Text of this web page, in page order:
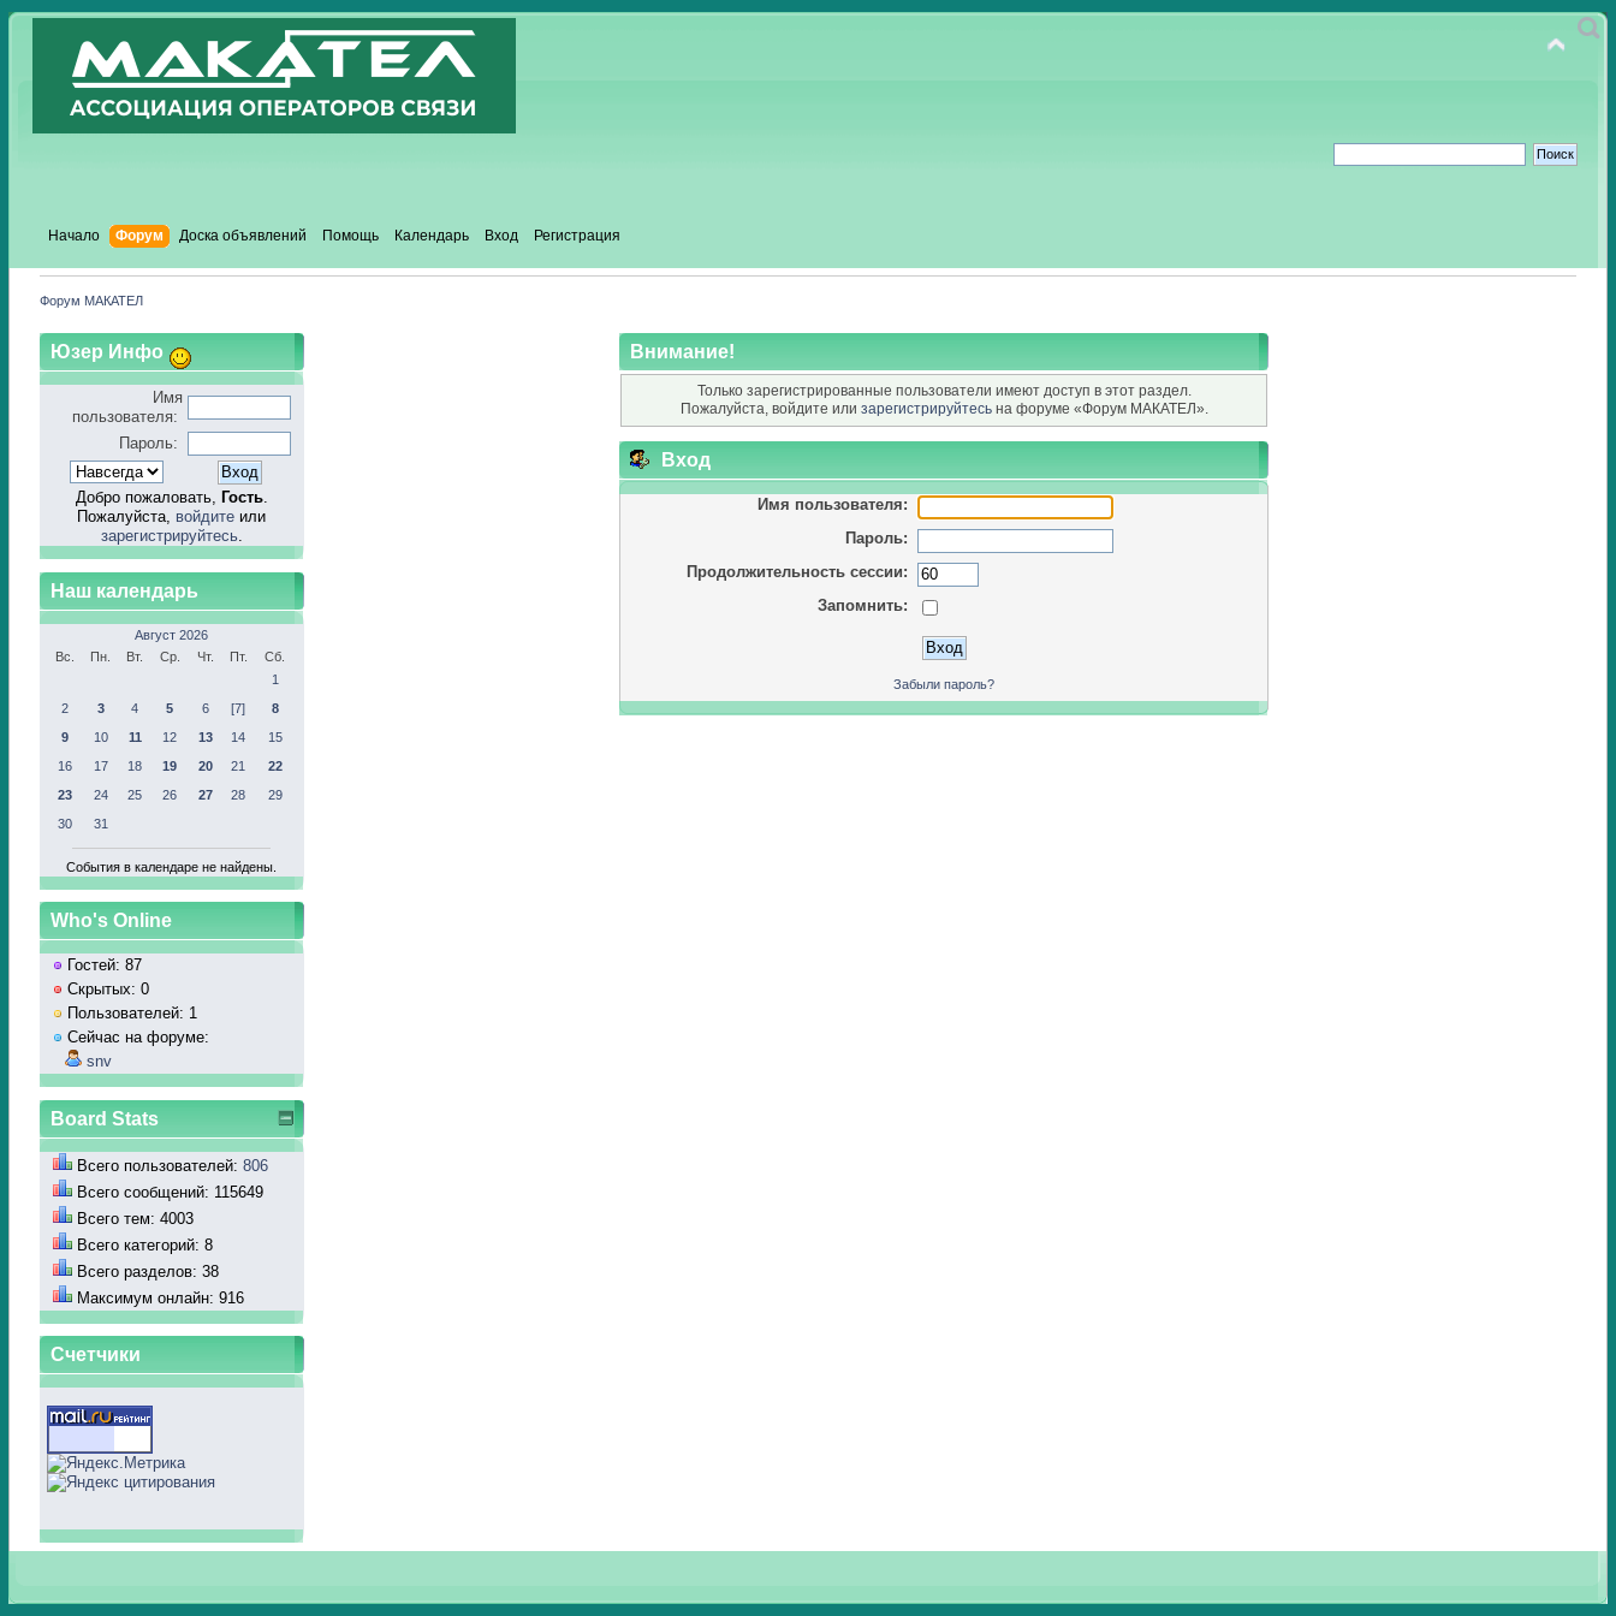
Начало Форум Доска объявлений Помощь Календарь Вход Регистрация
Форум МАКАТЕЛ
Юзер Инфо
Имя
пользователя:
Пароль:
Добро пожаловать, Гость.
Пожалуйста, войдите или
зарегистрируйтесь.
Наш календарь
Август 2026
Вс.
Пн. Вт. Ср. Чт. Пт.
Сб.
1
2
3 4 5 6 [7]
8
9
10 11 12 13 14
15
16
17 18 19 20 21
22
23
24 25 26 27 28
29
30
31
События в календаре не найдены.
Who's Online
Гостей: 87
Скрытых: 0
Пользователей: 1
Сейчас на форуме:
snv
Board Stats
Всего пользователей:806
Всего сообщений: 115649
Всего тем: 4003
Всего категорий: 8
Всего разделов: 38
Максимум онлайн: 916
Счетчики
Внимание!
Только зарегистрированные пользователи имеют доступ в этот раздел.
Пожалуйста, войдите или зарегистрируйтесьна форуме «Форум МАКАТЕЛ».
Вход
Имя пользователя:
Пароль:
Продолжительность сессии:
Запомнить:
Забыли пароль?